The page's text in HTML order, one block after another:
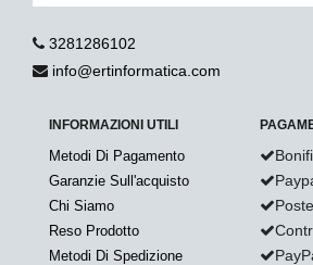
3281286102
info@ertinformatica.com
INFORMAZIONI UTILI
Metodi Di Pagamento
Garanzie Sull'acquisto
Chi Siamo
Reso Prodotto
Metodi Di Spedizione